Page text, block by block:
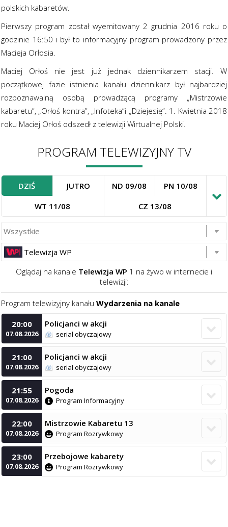
polskich kabaretów.
Pierwszy program został wyemitowany 2 grudnia 2016 roku o
godzinie 16:50 i był to informacyjny program prowadzony przez
Macieja Orłosia.
Maciej Orłoś nie jest już jednak dziennikarzem stacji. W
początkowej fazie istnienia kanału dziennikarz był najbardziej
rozpoznawalną osobą prowadzącą programy „Mistrzowie
kabaretu”, „Orłoś kontra”, „Infoteka”i „Dziejesię”. 1. Kwietnia 2018
roku Maciej Orłoś odszedł z telewizji Wirtualnej Polski.
PROGRAM TELEWIZYJNY TV
DZIŚ JUTRO ND 09/08
PN 10/08
WT 11/08
CZ 13/08
Telewizja WP
Oglądaj na kanale Telewizja WP 1 na żywo w internecie i
telewizji:
Program telewizyjny kanału Wydarzenia na kanale
20:00
07.08.2026
Policjanci w akcji
serial obyczajowy
21:00
07.08.2026
Policjanci w akcji
serial obyczajowy
21:55
07.08.2026
Pogoda
Program Informacyjny
22:00
07.08.2026
Mistrzowie Kabaretu 13
Program Rozrywkowy
23:00
07.08.2026
Przebojowe kabarety
Program Rozrywkowy